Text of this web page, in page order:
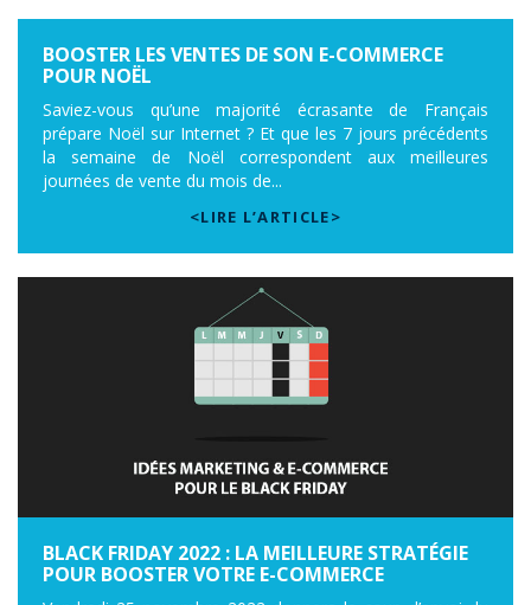
BOOSTER LES VENTES DE SON E-COMMERCE
POUR NOËL
Saviez-vous qu’une majorité écrasante de Français
prépare Noël sur Internet ? Et que les 7 jours précédents
la semaine de Noël correspondent aux meilleures
journées de vente du mois de...
<LIRE L’ARTICLE>
BLACK FRIDAY 2022 : LA MEILLEURE STRATÉGIE
POUR BOOSTER VOTRE E-COMMERCE